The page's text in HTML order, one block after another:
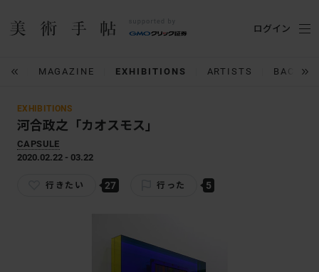
MAGAZINE EXHIBITIONS ARTISTS BACK
ログイン
EXHIBITIONS
河合政之「カオスモス」
CAPSULE
2020.02.22 - 03.22
行きたい 27 行った 5